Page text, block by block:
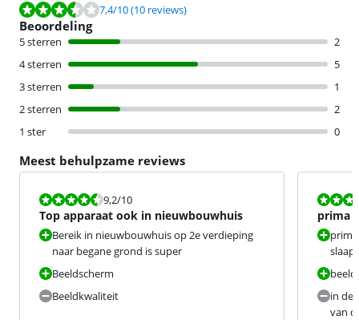
Beoordeling is 7,4 van de 10, gebaseerd op 10 reviews.
7,4/10(10 reviews)
Beoordeling
5 sterren
2
4 sterren
5
3 sterren
1
2 sterren
2
1 ster
0
Meest behulpzame reviews
Beoordeling is 9,2 van de 10.
9,2/10
Top apparaat ook in nieuwbouwhuis
Bereik in nieuwbouwhuis op 2e verdieping
naar begane grond is super
Beeldscherm
Beeldkwaliteit
prima
beeld
in de
van